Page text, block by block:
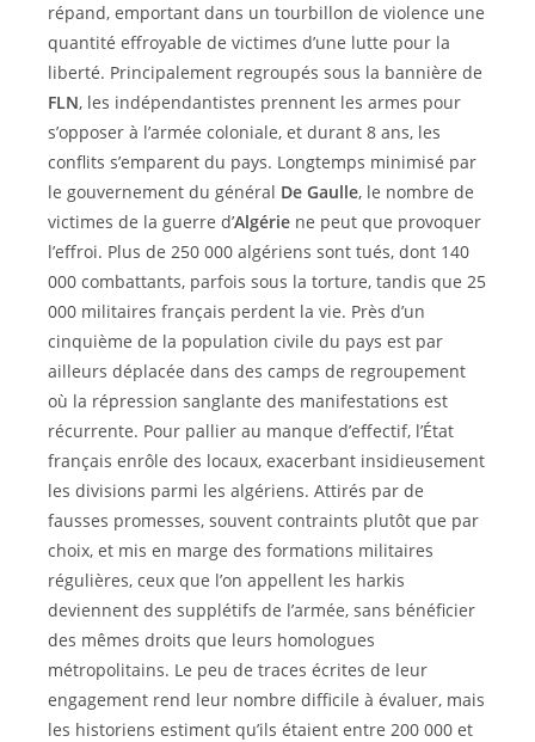
répand, emportant dans un tourbillon de violence une
quantité effroyable de victimes d’une lutte pour la
liberté. Principalement regroupés sous la bannière de
FLN, les indépendantistes prennent les armes pour
s’opposer à l’armée coloniale, et durant 8 ans, les
conflits s’emparent du pays. Longtemps minimisé par
le gouvernement du général De Gaulle, le nombre de
victimes de la guerre d’Algérie ne peut que provoquer
l’effroi. Plus de 250 000 algériens sont tués, dont 140
000 combattants, parfois sous la torture, tandis que 25
000 militaires français perdent la vie. Près d’un
cinquième de la population civile du pays est par
ailleurs déplacée dans des camps de regroupement
où la répression sanglante des manifestations est
récurrente. Pour pallier au manque d’effectif, l’État
français enrôle des locaux, exacerbant insidieusement
les divisions parmi les algériens. Attirés par de
fausses promesses, souvent contraints plutôt que par
choix, et mis en marge des formations militaires
régulières, ceux que l’on appellent les harkis
deviennent des supplétifs de l’armée, sans bénéficier
des mêmes droits que leurs homologues
métropolitains. Le peu de traces écrites de leur
engagement rend leur nombre difficile à évaluer, mais
les historiens estiment qu’ils étaient entre 200 000 et